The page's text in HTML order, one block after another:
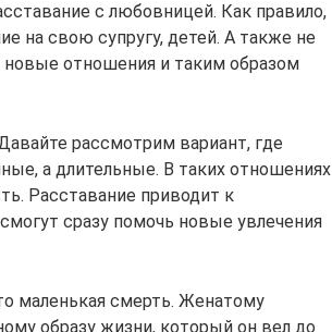
с любовницей. Как правило,
на свою супругу, детей. А также не
отношения и таким образом
рассмотрим вариант, где
а длительные. В таких отношениях
Расставание приводит к
сразу помочь новые увлечения
маленькая смерть. Женатому
образу жизни, который он вел до